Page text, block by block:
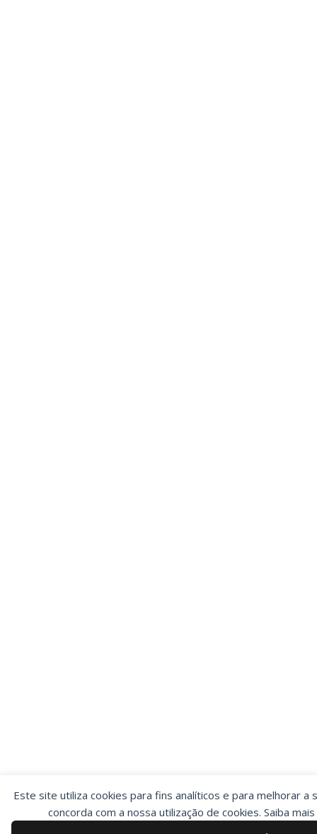
Este site utiliza cookies para fins analíticos e para melhorar a
concorda com a nossa utilização de cookies. Saiba